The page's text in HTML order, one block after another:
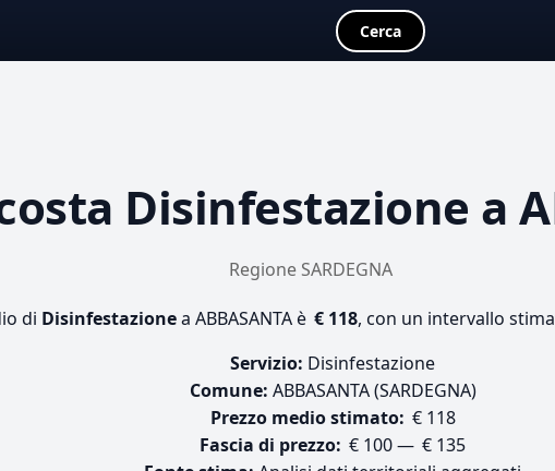
Cerca
Disinfestazione a
Regione SARDEGNA
di Disinfestazionea ABBASANTA è € 118, con un intervallo
Servizio: Disinfestazione
Comune: ABBASANTA (SARDEGNA)
Prezzo medio stimato: € 118
Fascia di prezzo: € 100 — € 135